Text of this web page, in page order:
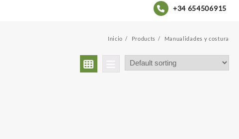
+34 654506915
Inicio Products Manualidades y costura